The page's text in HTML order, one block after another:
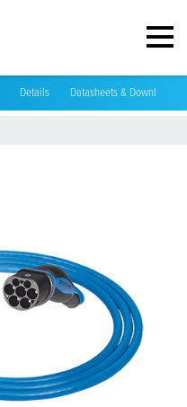
Details Datasheets & Downloads